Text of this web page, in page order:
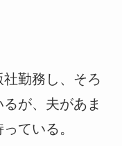
勤務し、そろ
が、夫があま
ている。